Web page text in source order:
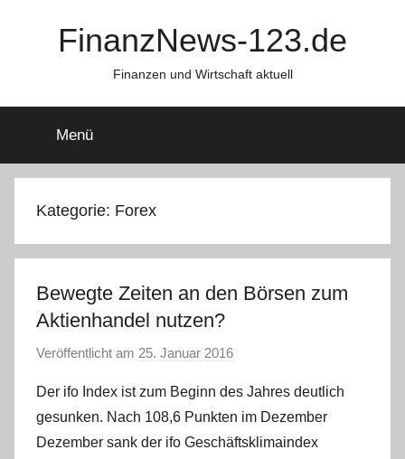
FinanzNews-123.de
Finanzen und Wirtschaft aktuell
Menü
Kategorie: Forex
Bewegte Zeiten an den Börsen zum
Aktienhandel nutzen?
Veröffentlicht am 25. Januar 2016
n
a
d
Der ifo Index ist zum Beginn des Jahres deutlich
gesunken. Nach 108,6 Punkten im Dezember
Dezember sank der ifo Geschäftsklimaindex